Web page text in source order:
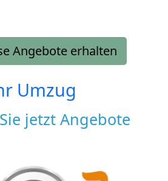
Angebote erhalten
Umzug
jetzt Angebote